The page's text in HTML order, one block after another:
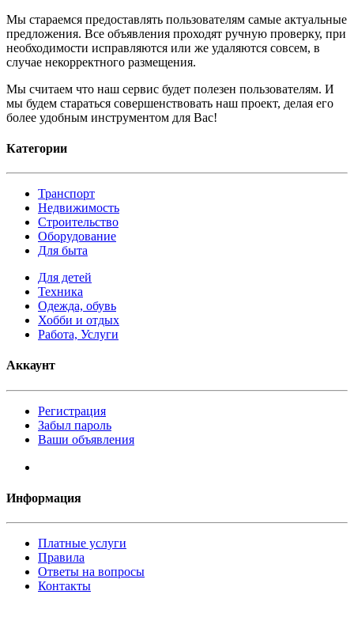
Мы стараемся предоставлять пользователям самые актуальные
предложения. Все объявления проходят ручную проверку, при
необходимости исправляются или же удаляются совсем, в
случае некорректного размещения.
Мы считаем что наш сервис будет полезен пользователям. И
мы будем стараться совершенствовать наш проект, делая его
более удобным инструментом для Вас!
Категории
Транспорт
Недвижимость
Строительство
Оборудование
Для быта
Для детей
Техника
Одежда, обувь
Хобби и отдых
Работа, Услуги
Аккаунт
Регистрация
Забыл пароль
Ваши объявления
Информация
Платные услуги
Правила
Ответы на вопросы
Контакты